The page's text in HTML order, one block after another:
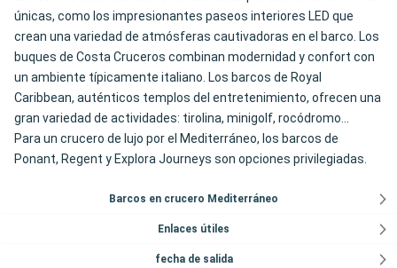
únicas, como los impresionantes paseos interiores LED que
crean una variedad de atmósferas cautivadoras en el barco. Los
buques de Costa Cruceros combinan modernidad y confort con
un ambiente típicamente italiano. Los barcos de Royal
Caribbean, auténticos templos del entretenimiento, ofrecen una
gran variedad de actividades: tirolina, minigolf, rocódromo...
Para un crucero de lujo por el Mediterráneo, los barcos de
Ponant, Regent y Explora Journeys son opciones privilegiadas.
Barcos en crucero Mediterráneo
Enlaces útiles
fecha de salida